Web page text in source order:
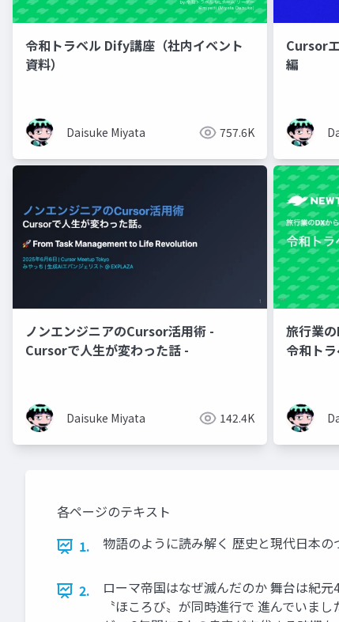
令和トラベル Dify講座（社内イベント
資料）
Daisuke Miyata 757.6K
Cursor
編
ノンエンジニアのCursor活用術 -
Cursorで人生が変わった話 -
Daisuke Miyata 142.4K
旅行業
令和ト
各ページのテキスト
1.
物語のように読み解く 歴史と現代日本
2.
ローマ帝国はなぜ滅んだのか 舞台は紀
〝ほころび〟が同時進行で 進んでいま